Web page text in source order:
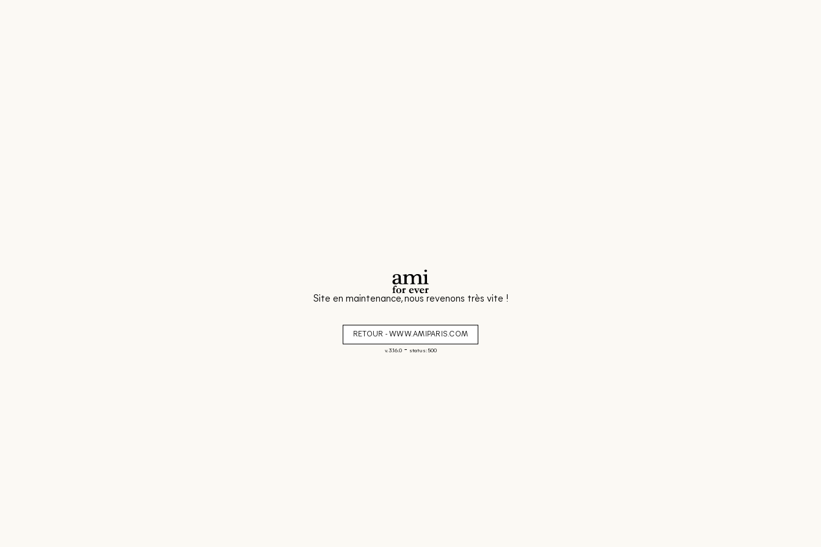
Site en maintenance, nous revenons très vite !
RETOUR - WWW.AMIPARIS.COM
v. 3.16.0- status: 500